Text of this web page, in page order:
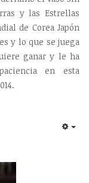
y las Estrellas
de Corea Japón
y lo que se juega
ganar y le ha
en esta